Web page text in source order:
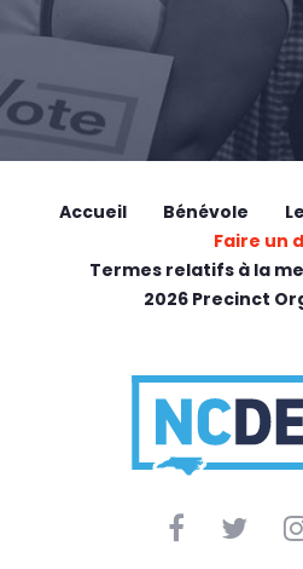
Accueil Bénévole
Faire un
Termes relatifs à la
2026 Precinct